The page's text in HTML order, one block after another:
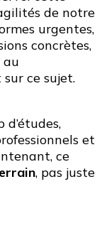
de notre
urgentes,
concrètes,
au
ce sujet.
et
ce
, pas juste